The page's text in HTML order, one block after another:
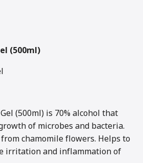
(500ml)
(500ml) is 70% alcohol that
of microbes and bacteria.
chamomile flowers. Helps to
irritation and inflammation of